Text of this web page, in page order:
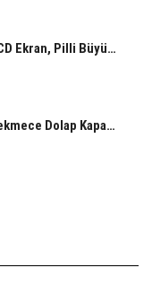
BUFFER® 12 Haneli Geniş LCD Ekran, Pilli Büyük Düğmeli Hesap Makinesi
BUFFER® 2'Li Kapı Arkası Çekmece Dolap Kapağı Mutfak Banyo Askısı Beyaz Renk Plastik